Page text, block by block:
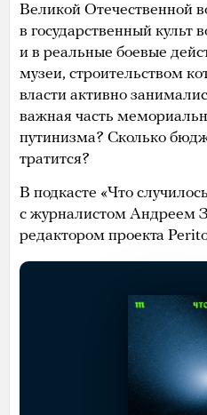
Великой Отечественной
в государственный культ
и в реальные боевые
музеи, строительством
власти активно
важная часть
путинизма? Сколько
тратится?
В подкасте «Что
с журналистом Андреем
редактором проекта